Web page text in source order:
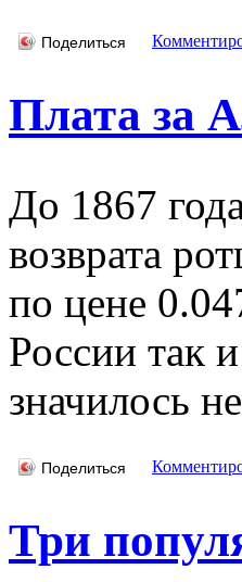
Поделиться
Плата за
До 1867
возврата
по цене
России так
значилось
Поделиться
Три